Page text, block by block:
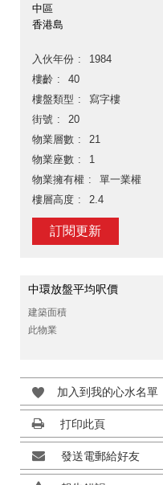
中區
香港島
入伙年份
1984
樓齡
40
樓盤類型
寫字樓
街號
20
物業層數
21
物業座數
1
物業擁有權
單一業權
樓層高度
2.4
訂閱更新
中環放盤平均呎價
建築面積
此物業
加入到我的心水名單
打印此頁
發送電郵給好友